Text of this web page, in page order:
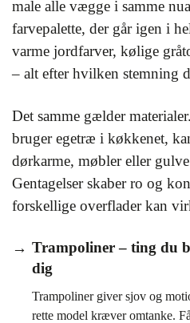
male alle vægge i samme
farvepalette, der går igen i
varme jordfarver, kølige
– alt efter hvilken stemning
Det samme gælder
bruger egetræ i køkkenet,
dørkarme, møbler eller
Gentagelser skaber ro og
forskellige overflader kan
Trampoliner – ting du
dig
Trampoliner giver sjov og
rette model kræver omtanke.